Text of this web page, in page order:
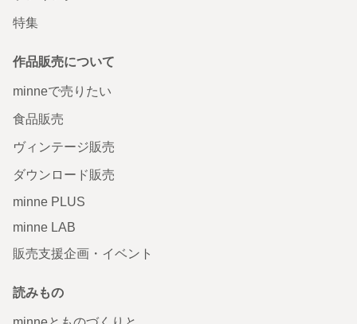
特集
作品販売について
minneで売りたい
食品販売
ヴィンテージ販売
ダウンロード販売
minne PLUS
minne LAB
販売支援企画・イベント
読みもの